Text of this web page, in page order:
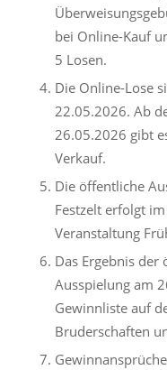
bei Online-Kauf
5 Losen.
Die Online-Lose
22.05.2026. Ab
26.05.2026 gibt
Verkauf.
Die öffentliche
Festzelt erfolgt
Veranstaltung
Das Ergebnis
Ausspielung am
Gewinnliste auf
Bruderschaften